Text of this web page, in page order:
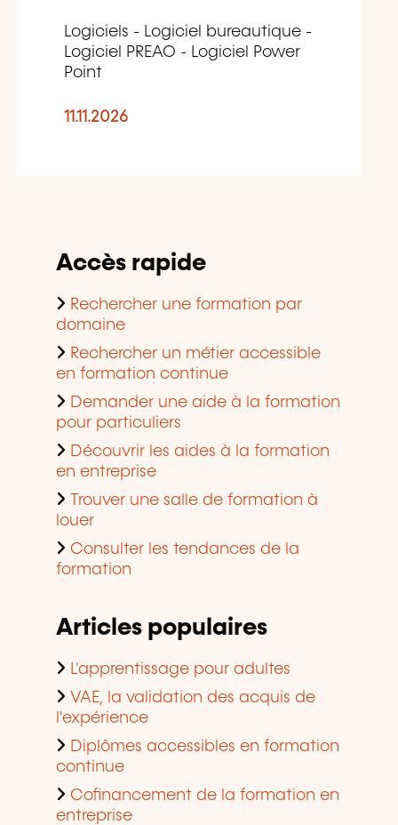
Logiciels - Logiciel bureautique -
Logiciel PREAO - Logiciel Power
Point
11.11.2026
Accès rapide
Rechercher une formation par
domaine
Rechercher un métier accessible
en formation continue
Demander une aide à la formation
pour particuliers
Découvrir les aides à la formation
en entreprise
Trouver une salle de formation à
louer
Consulter les tendances de la
formation
Articles populaires
L'apprentissage pour adultes
VAE, la validation des acquis de
l'expérience
Diplômes accessibles en formation
continue
Cofinancement de la formation en
entreprise